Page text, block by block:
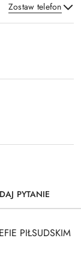
Zostaw telefon
PYTANIE
PIŁSUDSKIM